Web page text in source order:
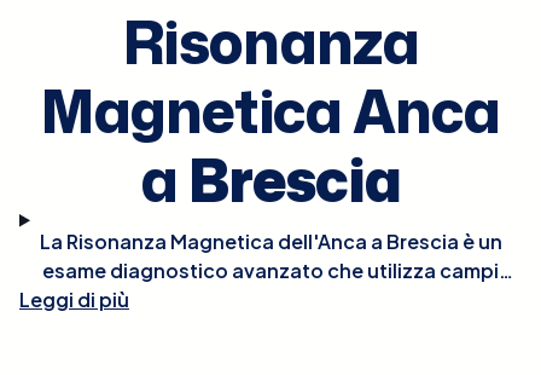
Risonanza
Magnetica Anca
a Brescia
La Risonanza Magnetica dell'Anca a Brescia è un
esame diagnostico avanzato che utilizza campi
magnetici per creare immagini dettagliate delle
Leggi di più